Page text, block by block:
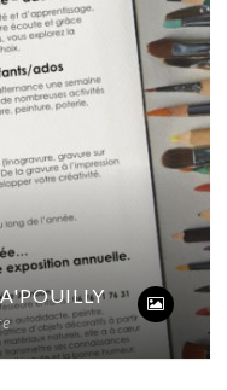
2